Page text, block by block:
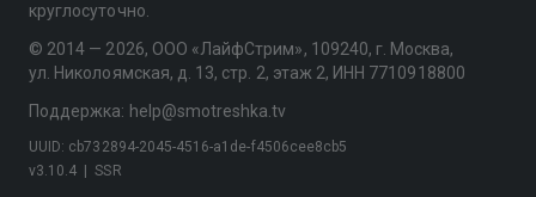
круглосуточно.
© 2014 — 2026, ООО «ЛайфСтрим», 109240, г. Москва,
ул. Николоямская, д. 13, стр. 2, этаж 2, ИНН 7710918800
Поддержка: help@smotreshka.tv
v3.10.4 SSR
UUID: cb732894-2045-4516-a1de-f4506cee8cb5